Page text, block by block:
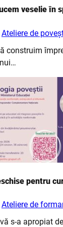
veselie în
Ateliere de
construim
pentru
Ateliere de
s-a apropiat